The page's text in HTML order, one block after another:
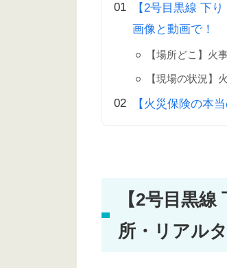
【2号目黒線 下
画像と動画で！
【場所どこ】火
【現場の状況】
【火災保険の本
【2号目黒
所・リアル